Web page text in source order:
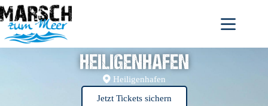
HEILIGENHAFEN
Heiligenhafen
Jetzt Tickets sichern